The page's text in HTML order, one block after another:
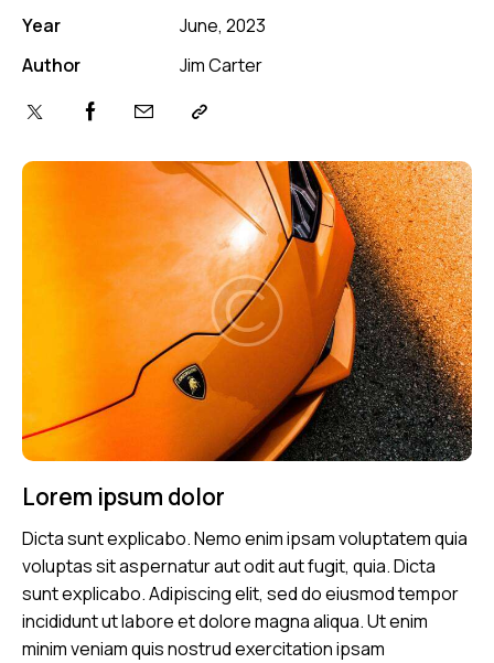
Lorem ipsum dolor
Dicta sunt explicabo. Nemo enim ipsam voluptatem quia
voluptas sit aspernatur aut odit aut fugit, quia. Dicta
sunt explicabo. Adipiscing elit, sed do eiusmod tempor
incididunt ut labore et dolore magna aliqua. Ut enim
minim veniam quis nostrud exercitation ipsam
Year
June, 2023
Author
Jim Carter